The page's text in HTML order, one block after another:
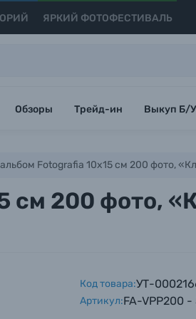
ЯРКИЙ ФОТОФЕСТИВАЛЬ
Обзоры Трейд-ин Выкуп Б/
Fotografia 10x15 см 200 фото,
см 200 фото,
Код товара:УТ-
Артикул:FA-VPP200 -